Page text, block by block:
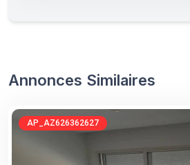
Annonces Similaires
AP_AZ626362627